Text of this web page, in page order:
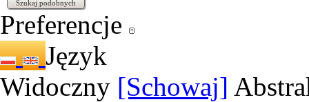
Preferencje
Język
Widoczny [Schowaj]